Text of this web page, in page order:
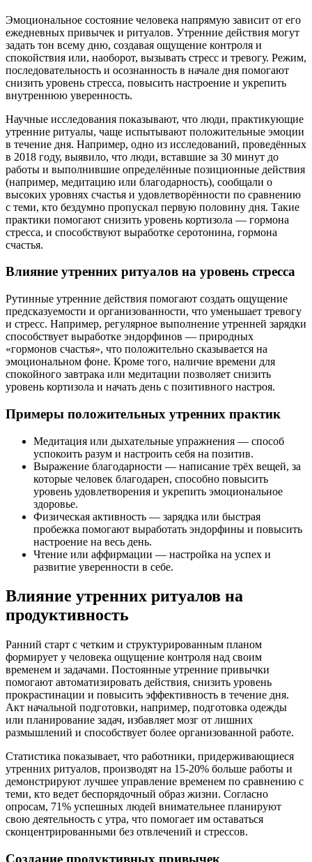
Эмоциональное состояние человека напрямую зависит от его
ежедневных привычек и ритуалов. Утренние действия могут
задать тон всему дню, создавая ощущение контроля и
спокойствия или, наоборот, вызывать стресс и тревогу. Режим,
последовательность и осознанность в начале дня помогают
снизить уровень стресса, повысить настроение и укрепить
внутреннюю уверенность.
Научные исследования показывают, что люди, практикующие
утренние ритуалы, чаще испытывают положительные эмоции
в течение дня. Например, одно из исследований, проведённых
в 2018 году, выявило, что люди, вставшие за 30 минут до
работы и выполнившие определённые позиционные действия
(например, медитацию или благодарность), сообщали о
высоких уровнях счастья и удовлетворённости по сравнению
с теми, кто бездумно пропускал первую половину дня. Такие
практики помогают снизить уровень кортизола — гормона
стресса, и способствуют выработке серотонина, гормона
счастья.
Влияние утренних ритуалов на уровень стресса
Рутинные утренние действия помогают создать ощущение
предсказуемости и организованности, что уменьшает тревогу
и стресс. Например, регулярное выполнение утренней зарядки
способствует выработке эндорфинов — природных
«гормонов счастья», что положительно сказывается на
эмоциональном фоне. Кроме того, наличие времени для
спокойного завтрака или медитации позволяет снизить
уровень кортизола и начать день с позитивного настроя.
Примеры положительных утренних практик
Медитация или дыхательные упражнения — способ
успокоить разум и настроить себя на позитив.
Выражение благодарности — написание трёх вещей, за
которые человек благодарен, способно повысить
уровень удовлетворения и укрепить эмоциональное
здоровье.
Физическая активность — зарядка или быстрая
пробежка помогают выработать эндорфины и повысить
настроение на весь день.
Чтение или аффирмации — настройка на успех и
развитие уверенности в себе.
Влияние утренних ритуалов на
продуктивность
Ранний старт с четким и структурированным планом
формирует у человека ощущение контроля над своим
временем и задачами. Постоянные утренние привычки
помогают автоматизировать действия, снизить уровень
прокрастинации и повысить эффективность в течение дня.
Акт начальной подготовки, например, подготовка одежды
или планирование задач, избавляет мозг от лишних
размышлений и способствует более организованной работе.
Статистика показывает, что работники, придерживающиеся
утренних ритуалов, производят на 15-20% больше работы и
демонстрируют лучшее управление временем по сравнению с
теми, кто ведет беспорядочный образ жизни. Согласно
опросам, 71% успешных людей внимательнее планируют
свою деятельность с утра, что помогает им оставаться
сконцентрированными без отвлечений и стрессов.
Создание продуктивных привычек